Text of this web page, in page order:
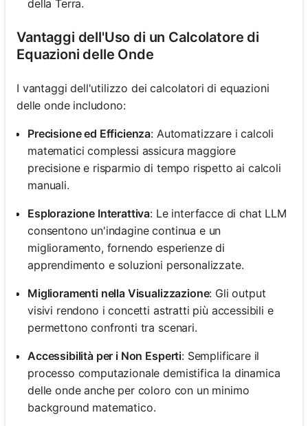
della Terra.
Vantaggi dell'Uso di un Calcolatore di
Equazioni delle Onde
I vantaggi dell'utilizzo dei calcolatori di equazioni
delle onde includono:
Precisione ed Efficienza: Automatizzare i calcoli
matematici complessi assicura maggiore
precisione e risparmio di tempo rispetto ai calcoli
manuali.
Esplorazione Interattiva: Le interfacce di chat LLM
consentono un'indagine continua e un
miglioramento, fornendo esperienze di
apprendimento e soluzioni personalizzate.
Miglioramenti nella Visualizzazione: Gli output
visivi rendono i concetti astratti più accessibili e
permettono confronti tra scenari.
Accessibilità per i Non Esperti: Semplificare il
processo computazionale demistifica la dinamica
delle onde anche per coloro con un minimo
background matematico.